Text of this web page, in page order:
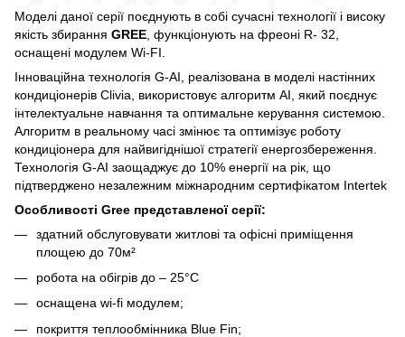
Моделі даної серії поєднують в собі сучасні технології і високу
якість збирання GREE , функціонують на фреоні R- 32,
оснащені модулем Wi-FI.
Інноваційна технологія G-AI, реалізована в моделі настінних
кондиціонерів Clivia, використовує алгоритм AI, який поєднує
інтелектуальне навчання та оптимальне керування системою.
Алгоритм в реальному часі змінює та оптимізує роботу
кондиціонера для найвигіднішої стратегії енергозбереження.
Технологія G-AI заощаджує до 10% енергії на рік, що
підтверджено незалежним міжнародним сертифікатом Intertek
Особливості Gree представленої серії:
здатний обслуговувати житлові та офісні приміщення
площею до 70м²
робота на обігрів до – 25°С
оснащена wi-fi модулем;
покриття теплообмінника Blue Fin;